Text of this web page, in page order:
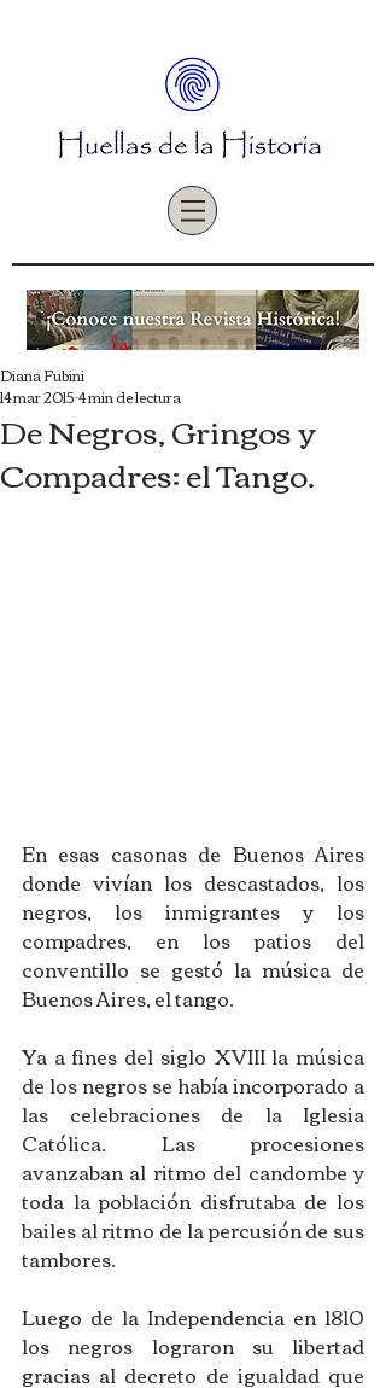
De Negros, Gringos y
Compadres: el Tango.
Diana Fubini
14 mar 20154 min de lectura
En esas casonas de Buenos Aires
donde vivían los descastados, los
negros, los inmigrantes y los
compadres, en los patios del
conventillo se gestó la música de
Buenos Aires, el tango.
Ya a fines del siglo XVIII la música
de los negros se había incorporado a
las celebraciones de la Iglesia
Católica. Las procesiones
avanzaban al ritmo del candombe y
toda la población disfrutaba de los
bailes al ritmo de la percusión de sus
tambores.
Luego de la Independencia en 1810
los negros lograron su libertad
gracias al decreto de igualdad que